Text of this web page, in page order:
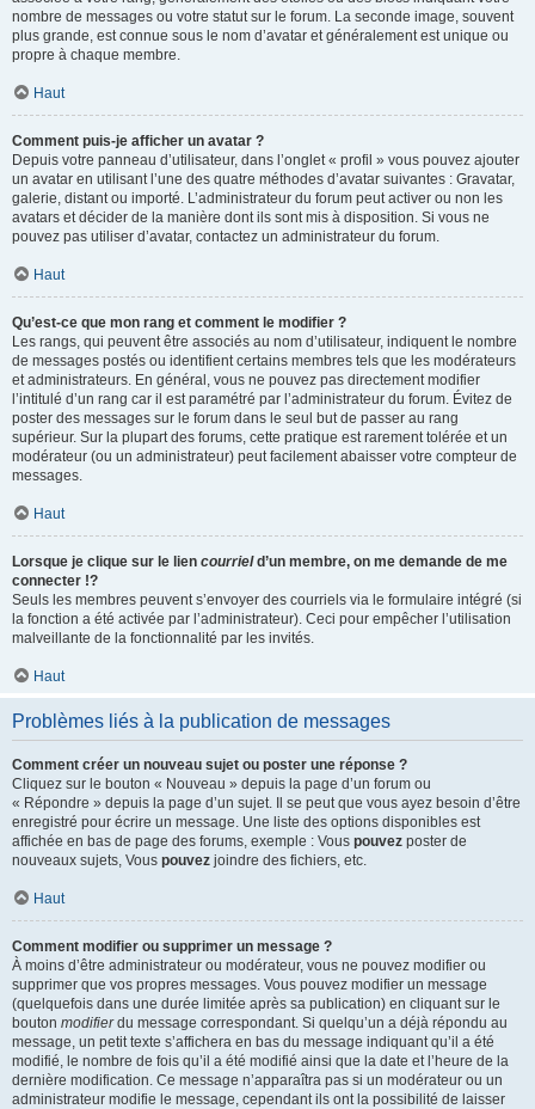
nombre de messages ou votre statut sur le forum. La seconde image, souvent
plus grande, est connue sous le nom d’avatar et généralement est unique ou
propre à chaque membre.
Haut
Comment puis-je afficher un avatar ?
Depuis votre panneau d’utilisateur, dans l’onglet « profil » vous pouvez ajouter
un avatar en utilisant l’une des quatre méthodes d’avatar suivantes : Gravatar,
galerie, distant ou importé. L’administrateur du forum peut activer ou non les
avatars et décider de la manière dont ils sont mis à disposition. Si vous ne
pouvez pas utiliser d’avatar, contactez un administrateur du forum.
Haut
Qu’est-ce que mon rang et comment le modifier ?
Les rangs, qui peuvent être associés au nom d’utilisateur, indiquent le nombre
de messages postés ou identifient certains membres tels que les modérateurs
et administrateurs. En général, vous ne pouvez pas directement modifier
l’intitulé d’un rang car il est paramétré par l’administrateur du forum. Évitez de
poster des messages sur le forum dans le seul but de passer au rang
supérieur. Sur la plupart des forums, cette pratique est rarement tolérée et un
modérateur (ou un administrateur) peut facilement abaisser votre compteur de
messages.
Haut
Lorsque je clique sur le lien courrield’un membre, on me demande de me
connecter !?
Seuls les membres peuvent s’envoyer des courriels via le formulaire intégré (si
la fonction a été activée par l’administrateur). Ceci pour empêcher l’utilisation
malveillante de la fonctionnalité par les invités.
Haut
Problèmes liés à la publication de messages
Comment créer un nouveau sujet ou poster une réponse ?
Cliquez sur le bouton « Nouveau » depuis la page d’un forum ou
« Répondre » depuis la page d’un sujet. Il se peut que vous ayez besoin d’être
enregistré pour écrire un message. Une liste des options disponibles est
affichée en bas de page des forums, exemple : Vous pouvez poster de
nouveaux sujets, Vous pouvez joindre des fichiers, etc.
Haut
Comment modifier ou supprimer un message ?
À moins d’être administrateur ou modérateur, vous ne pouvez modifier ou
supprimer que vos propres messages. Vous pouvez modifier un message
(quelquefois dans une durée limitée après sa publication) en cliquant sur le
bouton modifierdu message correspondant. Si quelqu’un a déjà répondu au
message, un petit texte s’affichera en bas du message indiquant qu’il a été
modifié, le nombre de fois qu’il a été modifié ainsi que la date et l’heure de la
dernière modification. Ce message n’apparaîtra pas si un modérateur ou un
administrateur modifie le message, cependant ils ont la possibilité de laisser